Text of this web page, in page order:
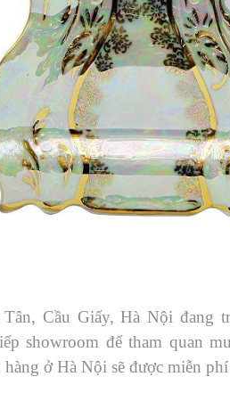
Cầu Giấy, Hà Nội đang
showroom để tham quan
ở Hà Nội sẽ được miễn